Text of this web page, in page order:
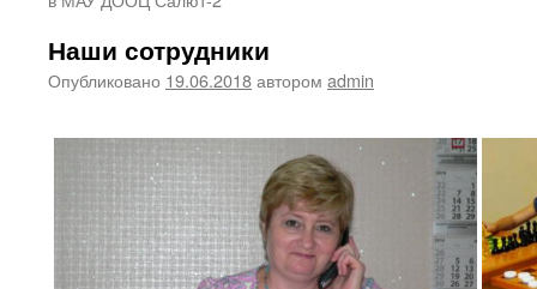
Наши сотрудники
Опубликовано 19.06.2018автором admin